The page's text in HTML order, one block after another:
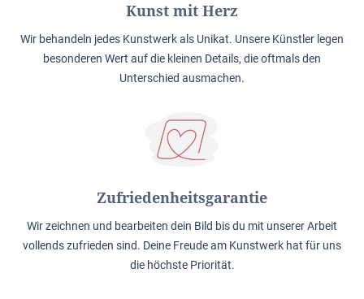
Kunst mit Herz
Wir behandeln jedes Kunstwerk als Unikat. Unsere Künstler legen
besonderen Wert auf die kleinen Details, die oftmals den
Unterschied ausmachen.
Zufriedenheitsgarantie
Wir zeichnen und bearbeiten dein Bild bis du mit unserer Arbeit
vollends zufrieden sind. Deine Freude am Kunstwerk hat für uns
die höchste Priorität.